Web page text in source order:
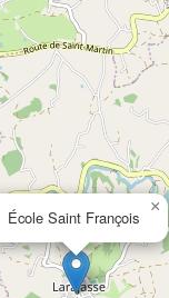
École Saint François
×